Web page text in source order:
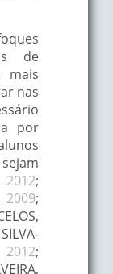
de
mais
nas
por
2012;
2009;
2012;